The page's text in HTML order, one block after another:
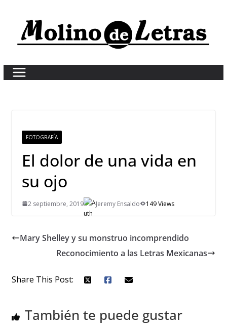
content
FOTOGRAFÍA
El dolor de una vida en
su ojo
2 septiembre, 2019 Jeremy Ensaldo 149 Views
Mary Shelley y su monstruo incomprendido
Reconocimiento a las Letras Mexicanas
Share This Post:
También te puede gustar